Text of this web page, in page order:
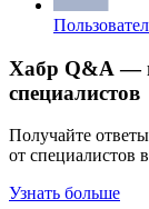
Хабр Q&A —
специалистов
Получайте
от специалистов
Узнать больше